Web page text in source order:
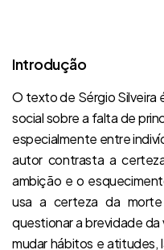
Introdução
O texto de Sérgio Silveira
social sobre a falta de
especialmente entre
autor contrasta a
ambição e o
usa a certeza da
questionar a brevidade
mudar hábitos e